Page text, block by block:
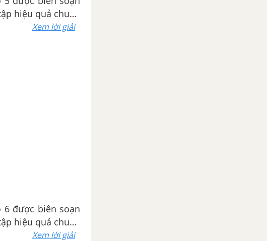
hiệu quả chuẩn
Xem lời giải
được biên soạn
hiệu quả chuẩn
Xem lời giải